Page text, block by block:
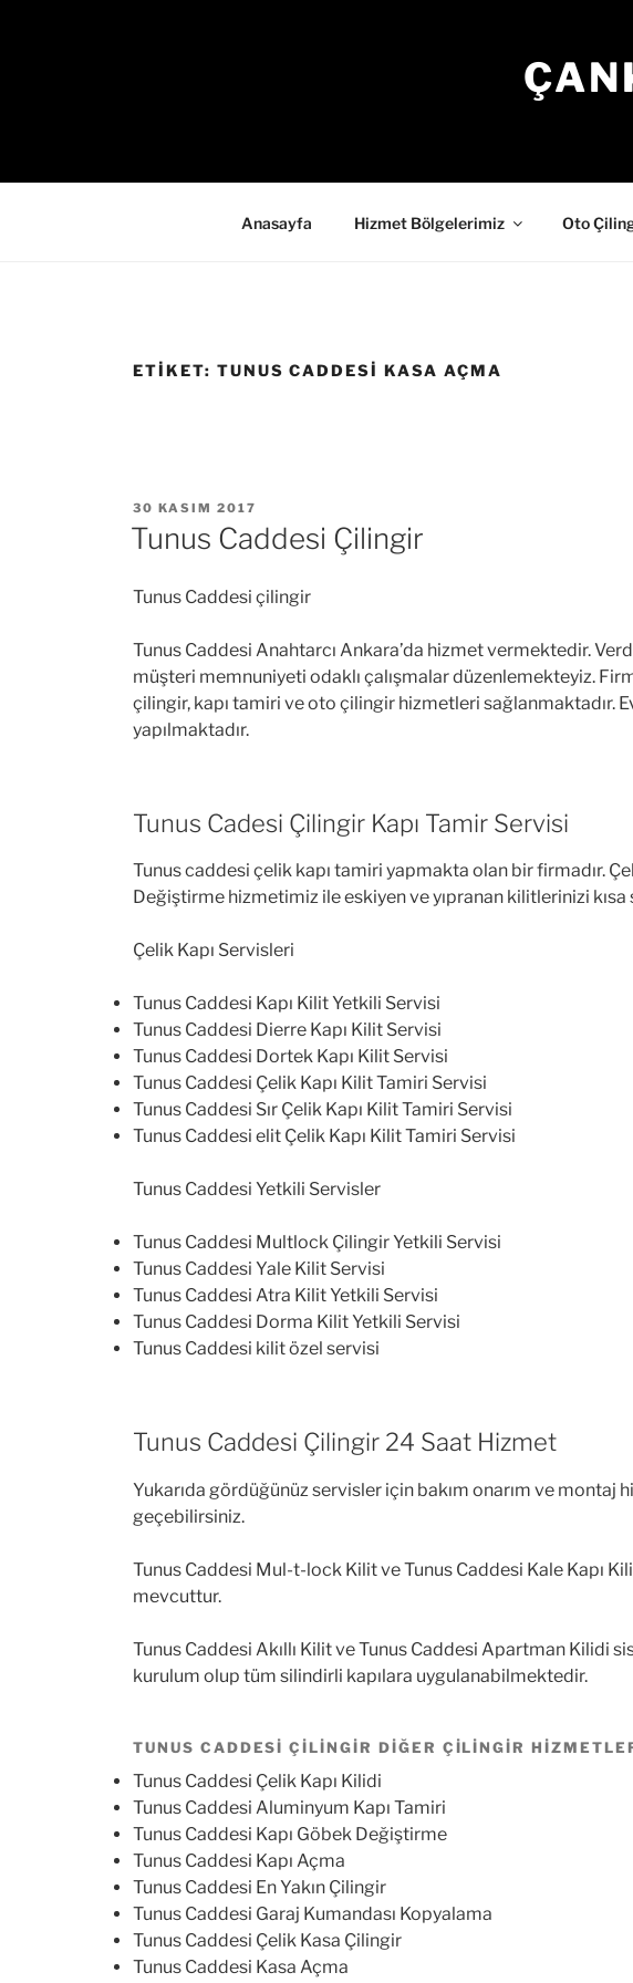
Anasayfa Hizmet Bölgelerimiz Oto
ETIKET: TUNUS CADDESI KASA AÇMA
YAYIM
TARIHI
30 KASIM 2017
Tunus Caddesi Çilingir
Tunus Caddesi çilingir
Tunus Caddesi Anahtarcı Ankara’da hizmet vermektedir.
müşteri memnuniyeti odaklı çalışmalar düzenlemekteyiz.
çilingir, kapı tamiri ve oto çilingir hizmetleri sağlanmaktadır.
yapılmaktadır.
Tunus Cadesi Çilingir Kapı Tamir Servisi
Tunus caddesi çelik kapı tamiri yapmakta olan bir firmadır.
Değiştirme hizmetimiz ile eskiyen ve yıpranan kilitlerinizi
Çelik Kapı Servisleri
Tunus Caddesi Kapı Kilit Yetkili Servisi
Tunus Caddesi Dierre Kapı Kilit Servisi
Tunus Caddesi Dortek Kapı Kilit Servisi
Tunus Caddesi Çelik Kapı Kilit Tamiri Servisi
Tunus Caddesi Sır Çelik Kapı Kilit Tamiri Servisi
Tunus Caddesi elit Çelik Kapı Kilit Tamiri Servisi
Tunus Caddesi Yetkili Servisler
Tunus Caddesi Multlock Çilingir Yetkili Servisi
Tunus Caddesi Yale Kilit Servisi
Tunus Caddesi Atra Kilit Yetkili Servisi
Tunus Caddesi Dorma Kilit Yetkili Servisi
Tunus Caddesi kilit özel servisi
Tunus Caddesi Çilingir 24 Saat Hizmet
Yukarıda gördüğünüz servisler için bakım onarım ve
geçebilirsiniz.
Tunus Caddesi Mul-t-lock Kilit ve Tunus Caddesi Kale Kapı
mevcuttur.
Tunus Caddesi Akıllı Kilit ve Tunus Caddesi Apartman Kilidi
kurulum olup tüm silindirli kapılara uygulanabilmektedir.
TUNUS CADDESI ÇILINGIR DIĞER ÇILINGIR
Tunus Caddesi Çelik Kapı Kilidi
Tunus Caddesi Aluminyum Kapı Tamiri
Tunus Caddesi Kapı Göbek Değiştirme
Tunus Caddesi Kapı Açma
Tunus Caddesi En Yakın Çilingir
Tunus Caddesi Garaj Kumandası Kopyalama
Tunus Caddesi Çelik Kasa Çilingir
Tunus Caddesi Kasa Açma